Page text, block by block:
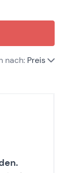
nach: Preis